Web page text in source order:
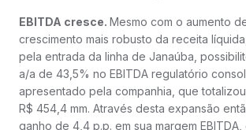
EBITDA cresce. Mesmo com o aumento
crescimento mais robusto da receita
pela entrada da linha de Janaúba,
a/a de 43,5% no EBITDA regulatório
apresentado pela companhia, que
R$ 454,4 mm. Através desta expansão
ganho de 4,4 p.p. em sua margem